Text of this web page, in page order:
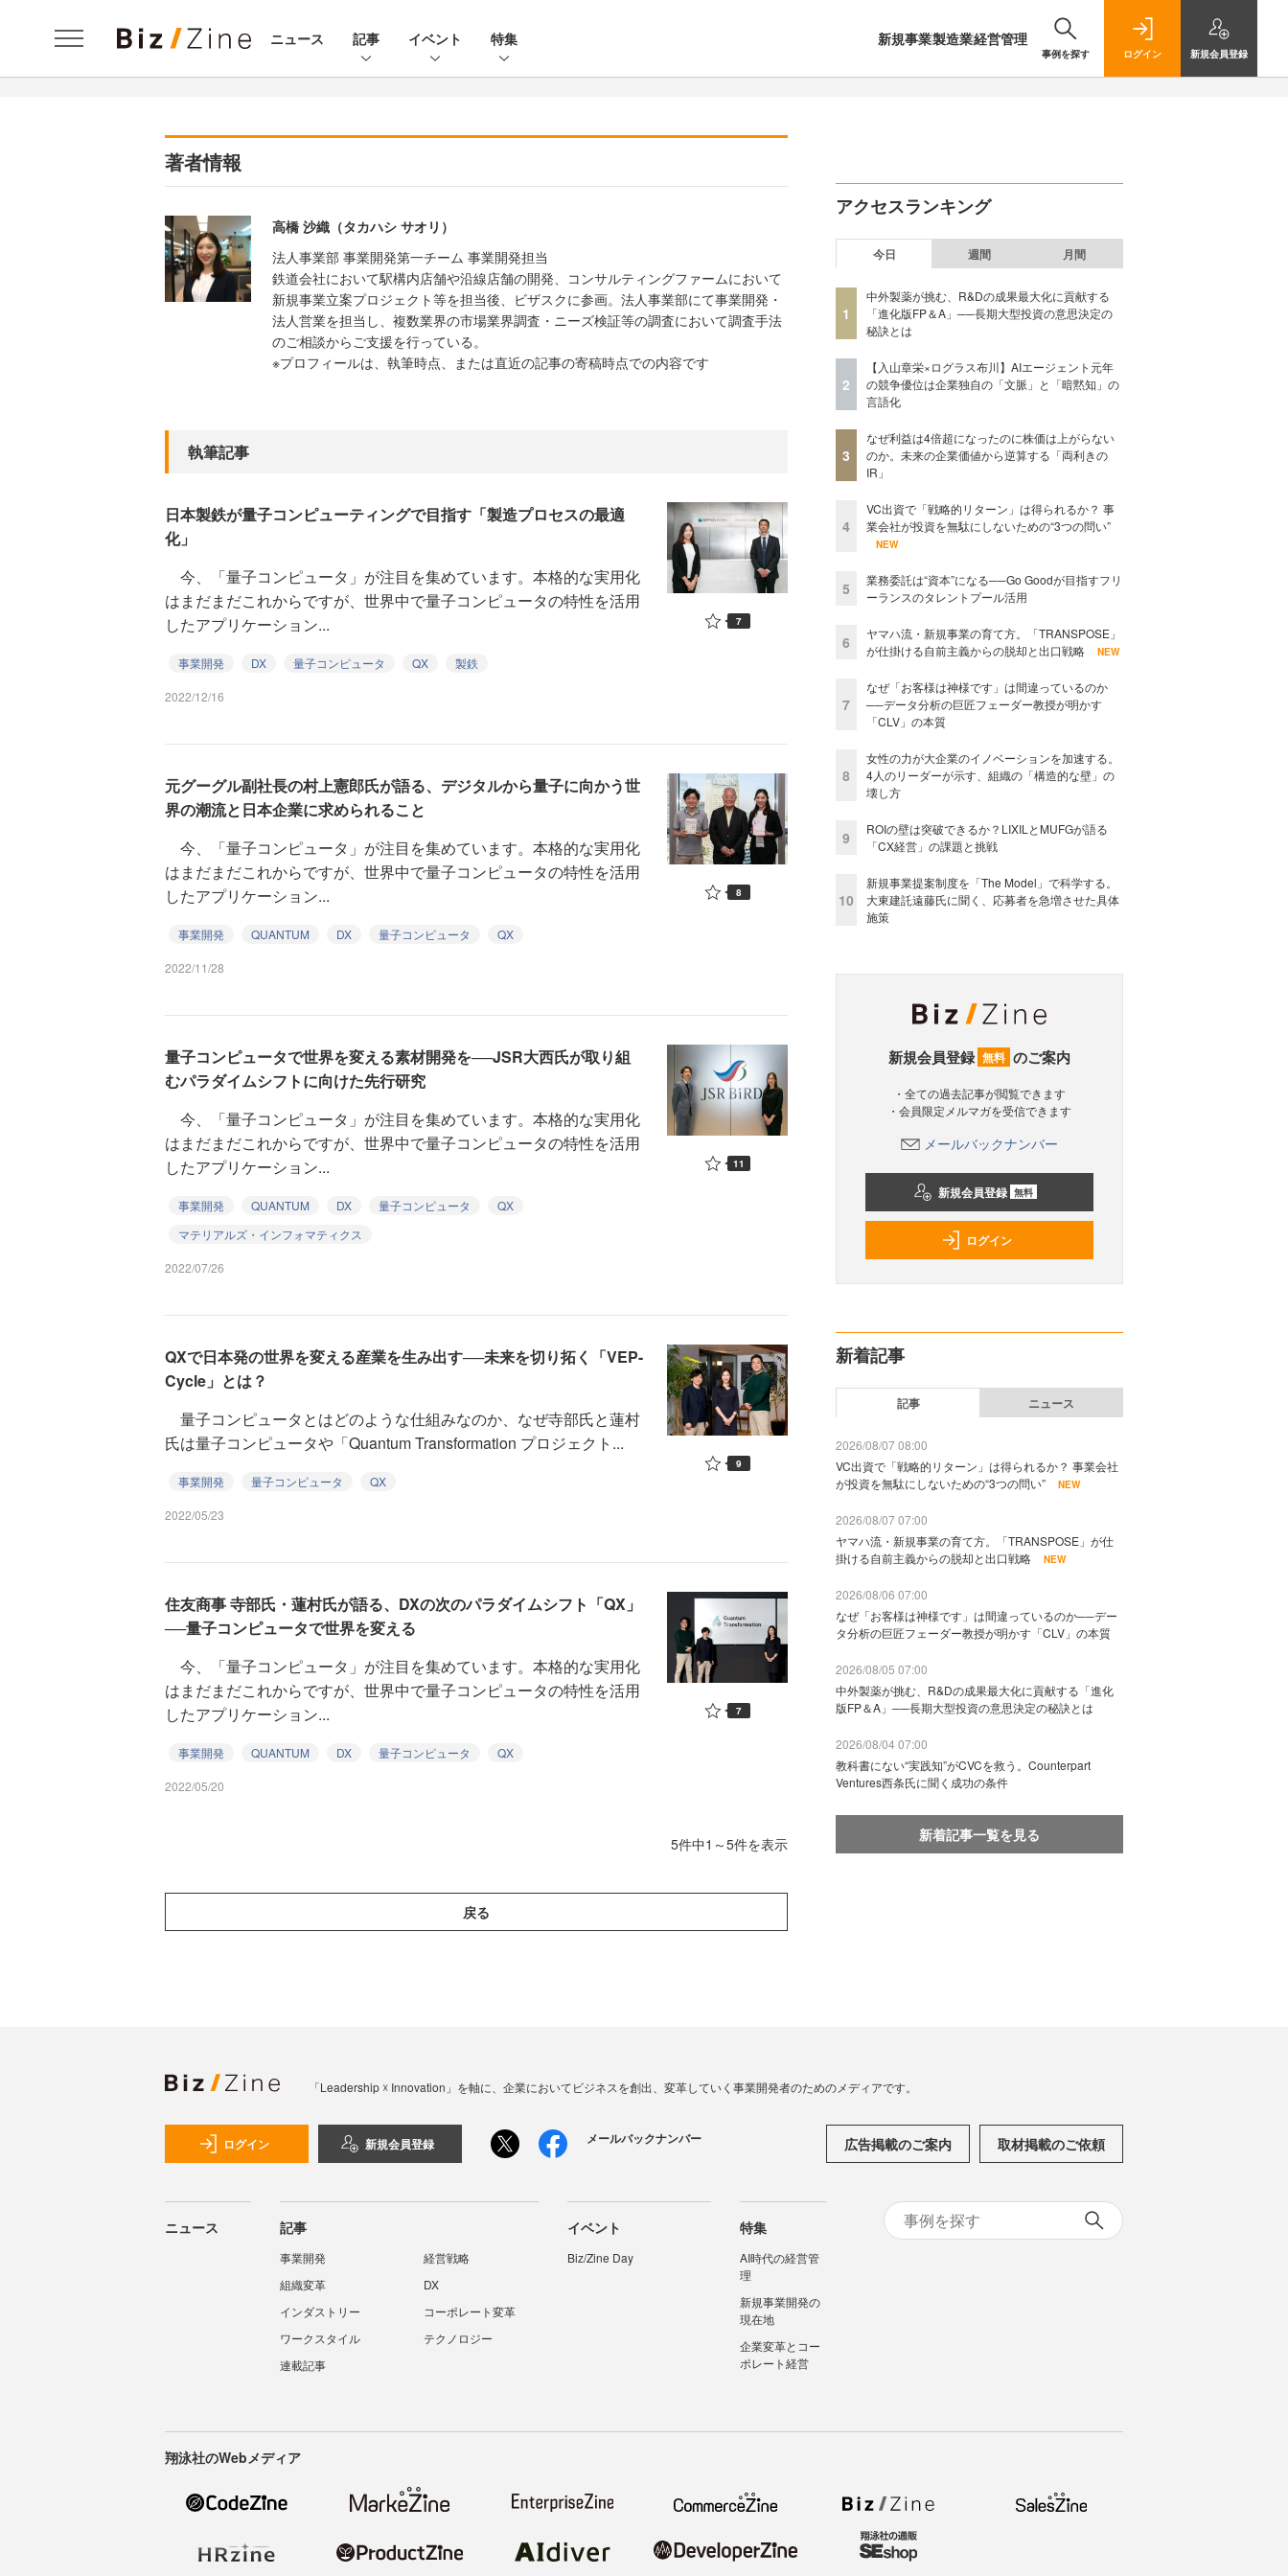
ニュース 記事 イベント 特集 新規事業製造業経営管理
事例を探す ログイン 新規会員登録
著者情報
高橋 沙織（タカハシ サオリ）
法人事業部 事業開発第一チーム 事業開発担当
鉄道会社において駅構内店舗や沿線店舗の開発、コンサルティングファームにおいて
新規事業立案プロジェクト等を担当後、ビザスクに参画。法人事業部にて事業開発・
法人営業を担当し、複数業界の市場業界調査・ニーズ検証等の調査において調査手法
のご相談からご支援を行っている。
※プロフィールは、執筆時点、または直近の記事の寄稿時点での内容です
執筆記事
日本製鉄が量子コンピューティングで目指す「製造プロセスの最適
化」
今、「量子コンピュータ」が注目を集めています。本格的な実用化
はまだまだこれからですが、世界中で量子コンピュータの特性を活用
したアプリケーション...
事業開発 DX 量子コンピュータ QX 製鉄
2022/12/16
7
元グーグル副社長の村上憲郎氏が語る、デジタルから量子に向かう世
界の潮流と日本企業に求められること
今、「量子コンピュータ」が注目を集めています。本格的な実用化
はまだまだこれからですが、世界中で量子コンピュータの特性を活用
したアプリケーション...
事業開発 QUANTUM DX 量子コンピュータ QX
2022/11/28
8
量子コンピュータで世界を変える素材開発を──JSR大西氏が取り組
むパラダイムシフトに向けた先行研究
今、「量子コンピュータ」が注目を集めています。本格的な実用化
はまだまだこれからですが、世界中で量子コンピュータの特性を活用
したアプリケーション...
事業開発 QUANTUM DX 量子コンピュータ
QX
マテリアルズ・インフォマティクス
2022/07/26
11
QXで日本発の世界を変える産業を生み出す──未来を切り拓く「VEP-
Cycle」とは？
量子コンピュータとはどのような仕組みなのか、なぜ寺部氏と蓮村
氏は量子コンピュータや「Quantum Transformation プロジェクト...
事業開発 量子コンピュータ QX
2022/05/23
9
住友商事 寺部氏・蓮村氏が語る、DXの次のパラダイムシフト「QX」
──量子コンピュータで世界を変える
今、「量子コンピュータ」が注目を集めています。本格的な実用化
はまだまだこれからですが、世界中で量子コンピュータの特性を活用
したアプリケーション...
事業開発 QUANTUM DX 量子コンピュータ QX
2022/05/20
7
5件中1～5件を表示
戻る
アクセスランキング
今日 週間 月間
1
中外製薬が挑む、R&Dの成果最大化に貢献する
「進化版FP＆A」──長期大型投資の意思決定の
秘訣とは
2
【入山章栄×ログラス布川】AIエージェント元年
の競争優位は企業独自の「文脈」と「暗黙知」の
言語化
3
なぜ利益は4倍超になったのに株価は上がらない
のか。未来の企業価値から逆算する「両利きの
IR」
4
VC出資で「戦略的リターン」は得られるか？ 事
業会社が投資を無駄にしないための“3つの問い”
NEW
5
業務委託は“資本”になる──Go Goodが目指すフリ
ーランスのタレントプール活用
6
ヤマハ流・新規事業の育て方。「TRANSPOSE」
が仕掛ける自前主義からの脱却と出口戦略
NEW
7
なぜ「お客様は神様です」は間違っているのか
──データ分析の巨匠フェーダー教授が明かす
「CLV」の本質
8
女性の力が大企業のイノベーションを加速する。
4人のリーダーが示す、組織の「構造的な壁」の
壊し方
9
ROIの壁は突破できるか？LIXILとMUFGが語る
「CX経営」の課題と挑戦
10
新規事業提案制度を「The Model」で科学する。
大東建託遠藤氏に聞く、応募者を急増させた具体
施策
新規会員登録 無料 のご案内
・全ての過去記事が閲覧できます
・会員限定メルマガを受信できます
メールバックナンバー
新規会員登録 無料
ログイン
新着記事
記事 ニュース
2026/08/07 08:00
VC出資で「戦略的リターン」は得られるか？ 事業会社
が投資を無駄にしないための“3つの問い”
NEW
2026/08/07 07:00
ヤマハ流・新規事業の育て方。「TRANSPOSE」が仕
掛ける自前主義からの脱却と出口戦略
NEW
2026/08/06 07:00
なぜ「お客様は神様です」は間違っているのか──デー
タ分析の巨匠フェーダー教授が明かす「CLV」の本質
2026/08/05 07:00
中外製薬が挑む、R&Dの成果最大化に貢献する「進化
版FP＆A」──長期大型投資の意思決定の秘訣とは
2026/08/04 07:00
教科書にない“実践知”がCVCを救う。Counterpart
Ventures西条氏に聞く成功の条件
新着記事一覧を見る
「Leadership ☓ Innovation」を軸に、企業においてビジネスを創出、変革していく事業開発者のためのメディアです。
ログイン 新規会員登録 メールバックナンバー 広告掲載のご案内 取材掲載のご依頼
ニュース 記事
事業開発
経営戦略
組織変革
DX
インダストリー
コーポレート変革
ワークスタイル
テクノロジー
連載記事
イベント
Biz/Zine Day
特集
AI時代の経営管
理
新規事業開発の
現在地
企業変革とコー
ポレート経営
翔泳社のWebメディア